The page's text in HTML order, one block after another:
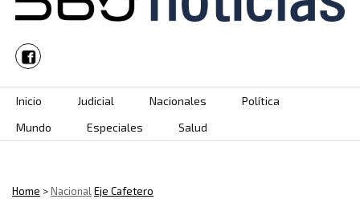
Skip to content
Inicio Judicial Nacionales
Política
Mundo
Especiales Salud
Home >NacionalEje Cafetero